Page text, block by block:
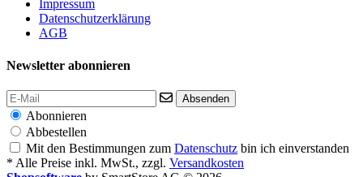
Impressum
Datenschutzerklärung
AGB
Newsletter abonnieren
Absenden
Abonnieren
Abbestellen
Mit den Bestimmungen zum Datenschutz bin ich einverstanden
* Alle Preise inkl. MwSt., zzgl. Versandkosten